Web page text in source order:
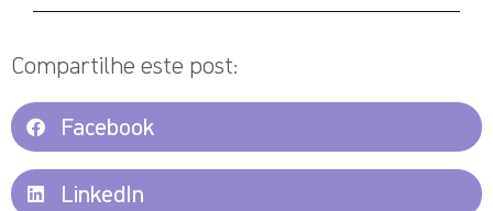
Compartilhe este post:
Facebook
LinkedIn